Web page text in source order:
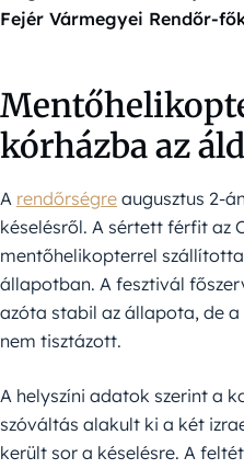
Fejér Vármegyei Rendőr-
kórházba az
A rendőrségre augusztus 2-
késelésről. A sértett férfit az
mentőhelikopterrel
állapotban. A fesztivál
azóta stabil az állapota, de
nem tisztázott.
A helyszíni adatok szerint a
szóváltás alakult ki a két
került sor a késelésre. A